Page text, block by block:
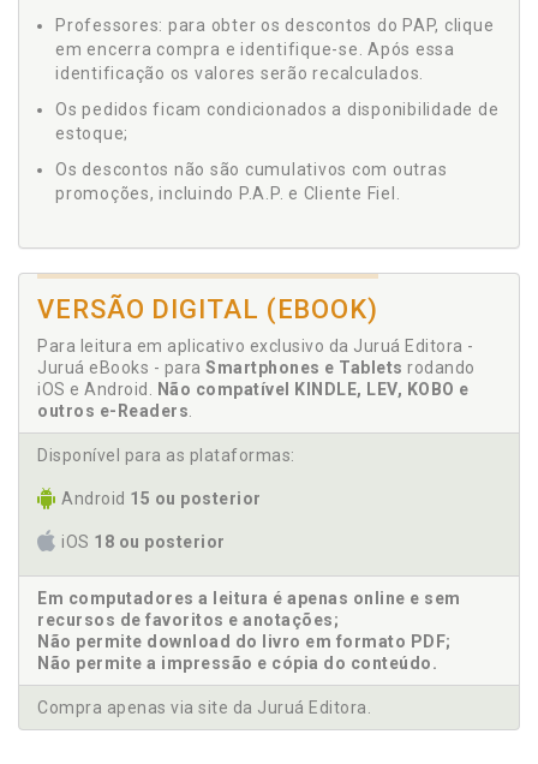
Professores: para obter os descontos do PAP, clique
em encerra compra e identifique-se. Após essa
identificação os valores serão recalculados.
Os pedidos ficam condicionados a disponibilidade de
estoque;
Os descontos não são cumulativos com outras
promoções, incluindo P.A.P. e Cliente Fiel.
VERSÃO DIGITAL (EBOOK)
Para leitura em aplicativo exclusivo da Juruá Editora -
Juruá eBooks - para Smartphones e Tablets rodando
iOS e Android.
Não compatível KINDLE, LEV, KOBO e
outros e-Readers
Disponível para as plataformas:
Android 15 ou posterior
iOS 18 ou posterior
Em computadores a leitura é apenas online e sem
recursos de favoritos e anotações;
Não permite download do livro em formato PDF;
Não permite a impressão e cópia do conteúdo.
Compra apenas via site da Juruá Editora.